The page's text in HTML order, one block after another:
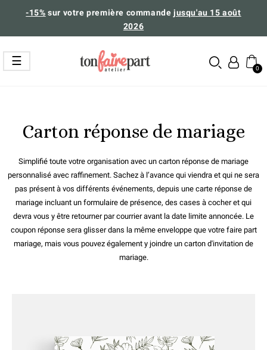
-15% sur votre première commandejusqu'au 15 août
2026
Basculer
la
navigation
☰
Carton réponse de mariage
Simplifié toute votre organisation avec un carton réponse de mariage
personnalisé avec raffinement. Sachez à l’avance qui viendra et qui ne sera
pas présent à vos différents événements, depuis une carte réponse de
mariage incluant un formulaire de présence, des cases à cocher et qui
devra vous y être retourner par courrier avant la date limite annoncée. Le
coupon réponse sera glisser dans la même enveloppe que votre faire part
mariage, mais vous pouvez également y joindre un carton d'invitation de
mariage.